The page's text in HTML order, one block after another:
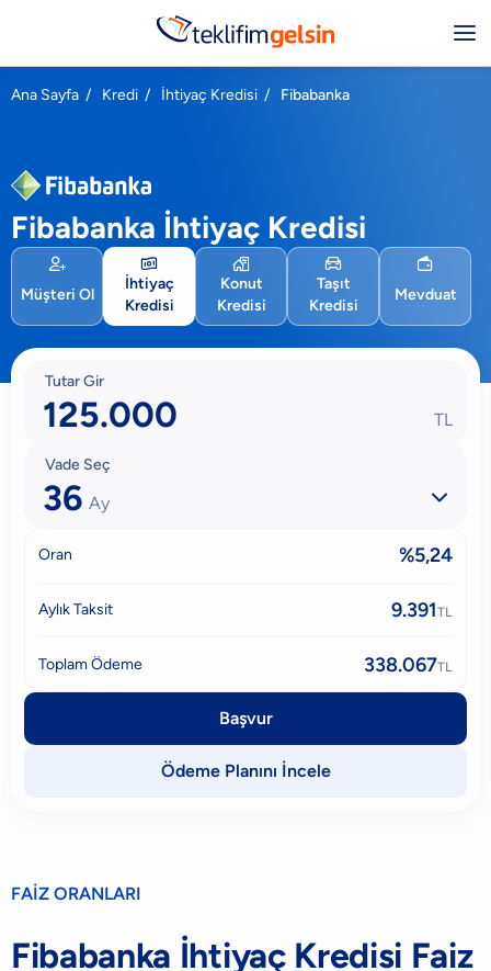
Ana Sayfa / Kredi / İhtiyaç Kredisi / Fibabanka
Fibabanka İhtiyaç Kredisi

Müşteri Ol

İhtiyaç
Kredisi

Konut
Kredisi

Taşıt
Kredisi

Mevduat
Tutar Gir
TL
Vade Seç
36 Ay 
Oran %5,24
Aylık Taksit 9.391TL
Toplam Ödeme 338.067TL
Ödeme Planını İncele
Başvur
FAİZ ORANLARI
Fibabanka İhtiyaç Kredisi Faiz